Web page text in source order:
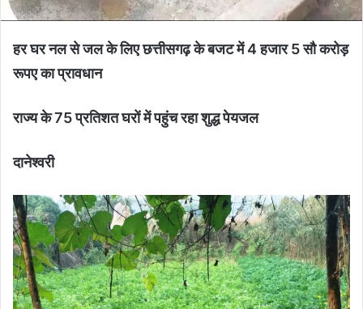
हर घर नल से जल के लिए छत्तीसगढ़ के बजट में 4 हजार 5 सौ करोड़
रूपए का प्रावधान
राज्य के 75 प्रतिशत घरों में पहुंच रहा शुद्ध पेयजल
दानेश्वरी